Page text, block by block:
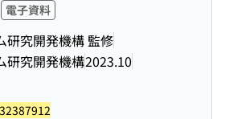
電子資料
研究開発機構 監修
研究開発機構2023.10